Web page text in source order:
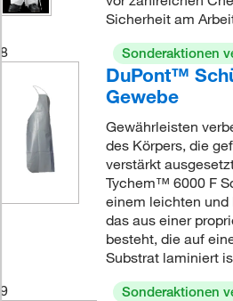
Sicherheit am
8
Sonderaktionen
DuPont™
Gewebe
Gewährleisten
des Körpers, die
verstärkt
Tychem™ 6000 F
einem leichten und
das aus einer
besteht, die auf
Substrat laminiert
9
Sonderaktionen